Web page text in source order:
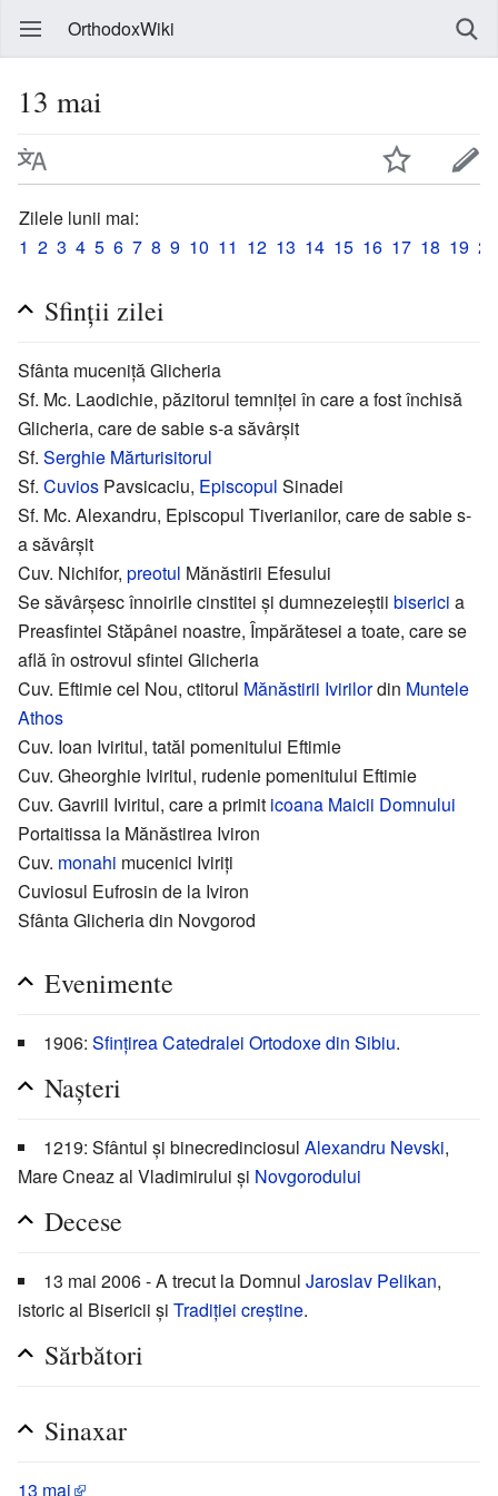
OrthodoxWiki
13 mai
Zilele lunii mai:
1 2 3 4 5 6 7 8 9 10 11 12 13 14 15 16 17 18 19 20
Sfinții zilei
Sfânta muceniță Glicheria
Sf. Mc. Laodichie, păzitorul temniței în care a fost închisă
Glicheria, care de sabie s-a săvârșit
Sf. Serghie Mărturisitorul
Sf. Cuvios Pavsicaciu, Episcopul Sinadei
Sf. Mc. Alexandru, Episcopul Tiverianilor, care de sabie s-
a săvârșit
Cuv. Nichifor, preotul Mănăstirii Efesului
Se săvârșesc înnoirile cinstitei și dumnezeieștii biserici a
Preasfintei Stăpânei noastre, Împărătesei a toate, care se
află în ostrovul sfintei Glicheria
Cuv. Eftimie cel Nou, ctitorul Mănăstirii Ivirilordin Muntele
Athos
Cuv. Ioan Iviritul, tatăl pomenitului Eftimie
Cuv. Gheorghie Iviritul, rudenie pomenitului Eftimie
Cuv. Gavriil Iviritul, care a primit icoana Maicii Domnului
Portaitissa la Mănăstirea Iviron
Cuv. monahi mucenici Iviriți
Cuviosul Eufrosin de la Iviron
Sfânta Glicheria din Novgorod
Evenimente
1906: SfințireaCatedralei Ortodoxe din Sibiu.
Nașteri
1219: Sfântul și binecredinciosul Alexandru Nevski,
Mare Cneaz al Vladimirului și Novgorodului
Decese
13 mai 2006 - A trecut la Domnul Jaroslav Pelikan,
istoric al Bisericii și Tradiției creștine.
Sărbători
Sinaxar
13 mai